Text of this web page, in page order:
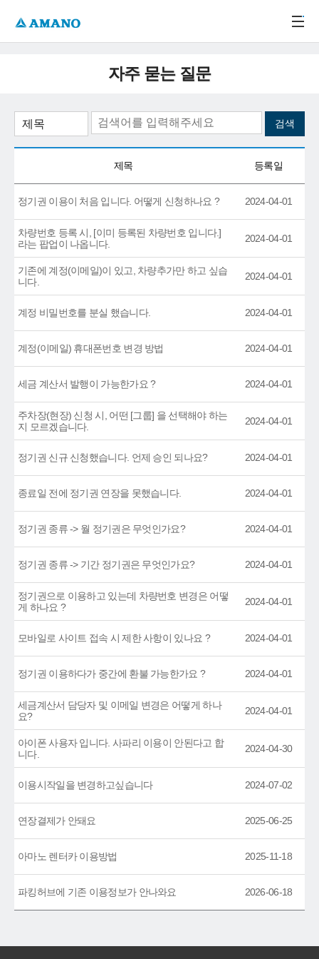
자주 묻는 질문
제목 등록일
정기권 이용이 처음 입니다. 어떻게 신청하나요 ? 2024-04-01
차량번호 등록 시, [이미 등록된 차량번호 입니다.]
라는 팝업이 나옵니다.
2024-04-01
기존에 계정(이메일)이 있고, 차량추가만 하고 싶습
니다.
2024-04-01
계정 비밀번호를 분실 했습니다. 2024-04-01
계정(이메일) 휴대폰번호 변경 방법 2024-04-01
세금 계산서 발행이 가능한가요 ? 2024-04-01
주차장(현장) 신청 시, 어떤 [그룹] 을 선택해야 하는
지 모르겠습니다.
2024-04-01
정기권 신규 신청했습니다. 언제 승인 되나요? 2024-04-01
종료일 전에 정기권 연장을 못했습니다. 2024-04-01
정기권 종류 -> 월 정기권은 무엇인가요? 2024-04-01
정기권 종류 -> 기간 정기권은 무엇인가요? 2024-04-01
정기권으로 이용하고 있는데 차량번호 변경은 어떻
게 하나요 ?
2024-04-01
모바일로 사이트 접속 시 제한 사항이 있나요 ? 2024-04-01
정기권 이용하다가 중간에 환불 가능한가요 ? 2024-04-01
세금계산서 담당자 및 이메일 변경은 어떻게 하나
요?
2024-04-01
아이폰 사용자 입니다. 사파리 이용이 안된다고 합
니다.
2024-04-30
이용시작일을 변경하고싶습니다 2024-07-02
연장결제가 안돼요 2025-06-25
아마노 렌터카 이용방법 2025-11-18
파킹허브에 기존 이용정보가 안나와요 2026-06-18